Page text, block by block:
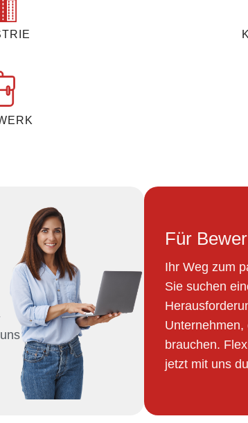
Für
Ihr Weg zum
Sie suchen
brauchen.
jetzt mit uns